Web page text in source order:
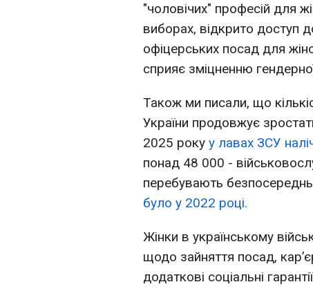
"чоловічих" професій для
виборах, відкрито доступ
офіцерських посад для
сприяє зміцненню гендерної
Також ми писали, що
України продовжує
2025 року у лавах ЗСУ
понад 48 000 -
перебувають
було у 2022 році.
Жінки в українському
щодо зайняття посад,
додаткові соціальні